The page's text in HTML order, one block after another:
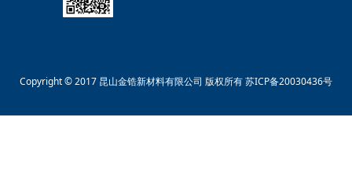
Copyright © 2017 昆山金锆新材料有限公司 版权所有苏ICP备20030436号